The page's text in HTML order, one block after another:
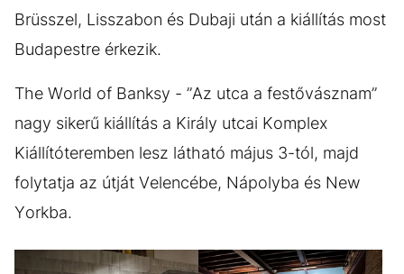
Brüsszel, Lisszabon és Dubaji után a kiállítás most
Budapestre érkezik.
The World of Banksy - ”Az utca a festővásznam”
nagy sikerű kiállítás a Király utcai Komplex
Kiállítóteremben lesz látható május 3-tól, majd
folytatja az útját Velencébe, Nápolyba és New
Yorkba.